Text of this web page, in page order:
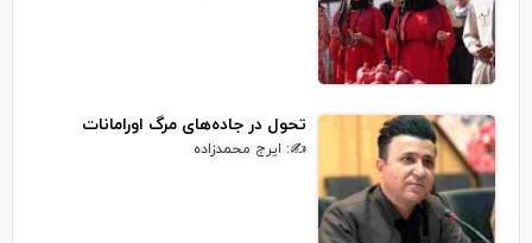
تحول در جاده‌های مرگ اورامانات
✍: ایرج محمدزاده